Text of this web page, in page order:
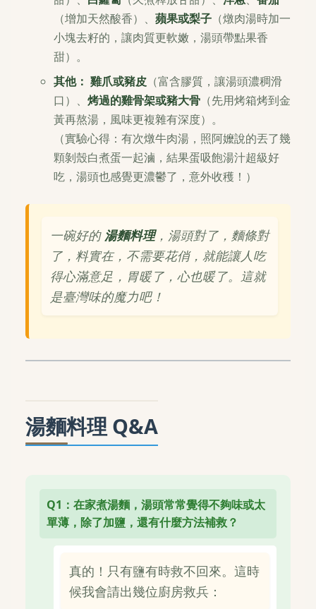
（增加天然酸香）、 蘋果或梨子 （燉肉湯時加一
小塊去籽的，讓肉質更軟嫩，湯頭帶點果香
甜）。
其他： 雞爪或豬皮 （富含膠質，讓湯頭濃稠滑
口）、 烤過的雞骨架或豬大骨 （先用烤箱烤到金
黃再熬湯，風味更複雜有深度）。
（實驗心得：有次燉牛肉湯，照阿嬤說的丟了幾
顆剝殼白煮蛋一起滷，結果蛋吸飽湯汁超級好
吃，湯頭也感覺更濃鬱了，意外收穫！）
一碗好的 湯麵料理，湯頭對了，麵條對
了，料實在，不需要花俏，就能讓人吃
得心滿意足，胃暖了，心也暖了。這就
是臺灣味的魔力吧！
湯麵料理 Q&A
Q1：在家煮湯麵，湯頭常常覺得不夠味或太
單薄，除了加鹽，還有什麼方法補救？
真的！只有鹽有時救不回來。這時
候我會請出幾位廚房救兵：